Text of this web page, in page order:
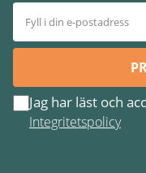
Jag har läst och
Integritetspolicy